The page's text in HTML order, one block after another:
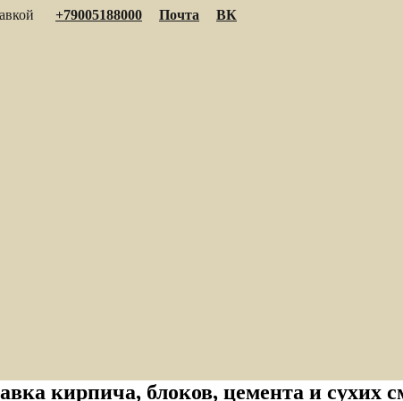
+79005188000 Почта
ВК
кирпича, блоков, цемента и сухих